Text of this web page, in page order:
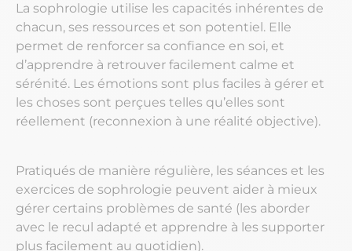
La sophrologie utilise les capacités inhérentes de
chacun, ses ressources et son potentiel. Elle
permet de renforcer sa confiance en soi, et
d’apprendre à retrouver facilement calme et
sérénité. Les émotions sont plus faciles à gérer et
les choses sont perçues telles qu’elles sont
réellement (reconnexion à une réalité objective).
Pratiqués de manière régulière, les séances et les
exercices de sophrologie peuvent aider à mieux
gérer certains problèmes de santé (les aborder
avec le recul adapté et apprendre à les supporter
plus facilement au quotidien).